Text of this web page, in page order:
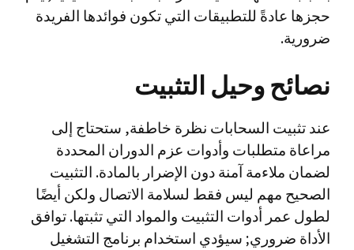
حجزها عادةً للتطبيقات التي تكون فوائدها الفريدة
ضرورية.
نصائح وحيل التثبيت
عند تثبيت السحابات نظرة خاطفة, ستحتاج إلى
مراعاة متطلبات وأدوات عزم الدوران المحددة
لضمان ملاءمة آمنة دون الإضرار بالمادة. التثبيت
الصحيح مهم ليس فقط لسلامة الاتصال ولكن أيضًا
لطول عمر أدوات التثبيت والمواد التي تثبتها. توافق
الأداة ضروري; سيؤدي استخدام برنامج التشغيل